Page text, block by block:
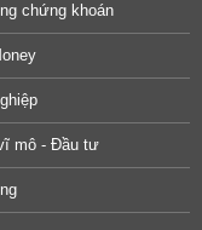
chứng khoán
mô - Đầu tư